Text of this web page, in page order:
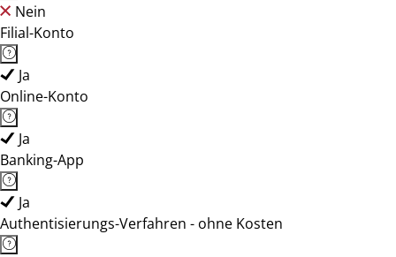
Nein
Filial-Konto
Ja
Online-Konto
Ja
Banking-App
Ja
Authentisierungs-Verfahren - ohne Kosten